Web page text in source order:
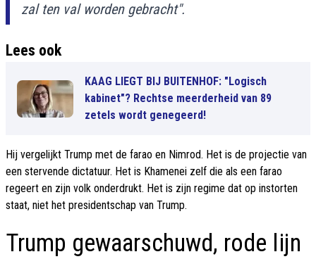
zal ten val worden gebracht".
Lees ook
KAAG LIEGT BIJ BUITENHOF: "Logisch
kabinet"? Rechtse meerderheid van 89
zetels wordt genegeerd!
Hij vergelijkt Trump met de farao en Nimrod. Het is de projectie van
een stervende dictatuur. Het is Khamenei zelf die als een farao
regeert en zijn volk onderdrukt. Het is zijn regime dat op instorten
staat, niet het presidentschap van Trump.
Trump gewaarschuwd, rode lijn